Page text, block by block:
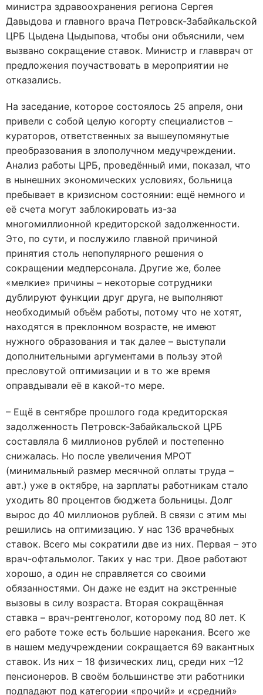
министра здравоохранения региона Сергея
Давыдова и главного врача Петровск-Забайкальской
ЦРБ Цыдена Цыдыпова, чтобы они объяснили, чем
вызвано сокращение ставок. Министр и главврач от
предложения поучаствовать в мероприятии не
отказались.
На заседание, которое состоялось 25 апреля, они
привели с собой целую когорту специалистов –
кураторов, ответственных за вышеупомянутые
преобразования в злополучном медучреждении.
Анализ работы ЦРБ, проведённый ими, показал, что
в нынешних экономических условиях, больница
пребывает в кризисном состоянии: ещё немного и
её счета могут заблокировать из-за
многомиллионной кредиторской задолженности.
Это, по сути, и послужило главной причиной
принятия столь непопулярного решения о
сокращении медперсонала. Другие же, более
«мелкие» причины – некоторые сотрудники
дублируют функции друг друга, не выполняют
необходимый объём работы, потому что не хотят,
находятся в преклонном возрасте, не имеют
нужного образования и так далее – выступали
дополнительными аргументами в пользу этой
пресловутой оптимизации и в то же время
оправдывали её в какой-то мере.
– Ещё в сентябре прошлого года кредиторская
задолженность Петровск-Забайкальской ЦРБ
составляла 6 миллионов рублей и постепенно
снижалась. Но после увеличения МРОТ
(минимальный размер месячной оплаты труда –
авт.) уже в октябре, на зарплаты работникам стало
уходить 80 процентов бюджета больницы. Долг
вырос до 40 миллионов рублей. В связи с этим мы
решились на оптимизацию. У нас 136 врачебных
ставок. Всего мы сократили две из них. Первая – это
врач-офтальмолог. Таких у нас три. Двое работают
хорошо, а один не справляется со своими
обязанностями. Он даже не ездит на экстренные
вызовы в силу возраста. Вторая сокращённая
ставка – врач-рентгенолог, которому под 80 лет. К
его работе тоже есть большие нарекания. Всего же
в нашем медучреждении сокращается 69 вакантных
ставок. Из них – 18 физических лиц, среди них –12
пенсионеров. В своём большинстве эти работники
подпадают под категории «прочий» и «средний»